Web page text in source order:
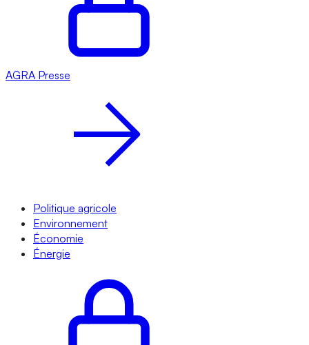
AGRA Presse
Politique agricole
Environnement
Économie
Énergie